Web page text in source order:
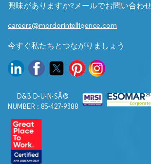
興味がありますか?メールでお問い合わせ
careers@mordorintelligence.com
今すぐ私たちとつながりましょう
D&B D-U-N-SÂ®
NUMBER : 85-427-9388